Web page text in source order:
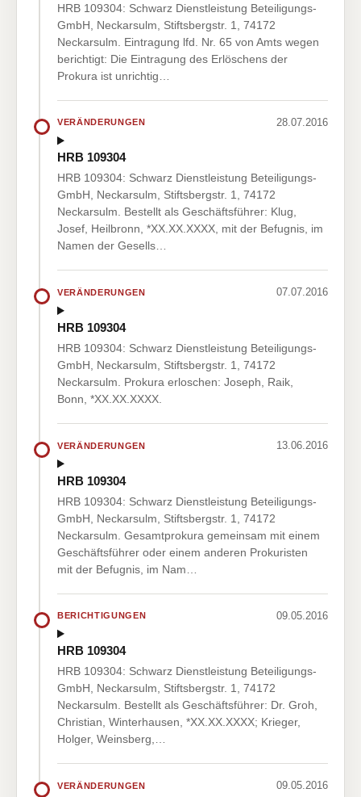
HRB 109304: Schwarz Dienstleistung Beteiligungs-
GmbH, Neckarsulm, Stiftsbergstr. 1, 74172
Neckarsulm. Eintragung lfd. Nr. 65 von Amts wegen
berichtigt: Die Eintragung des Erlöschens der
Prokura ist unrichtig…
VERÄNDERUNGEN 28.07.2016
HRB 109304
HRB 109304: Schwarz Dienstleistung Beteiligungs-
GmbH, Neckarsulm, Stiftsbergstr. 1, 74172
Neckarsulm. Bestellt als Geschäftsführer: Klug,
Josef, Heilbronn, *XX.XX.XXXX, mit der Befugnis, im
Namen der Gesells…
VERÄNDERUNGEN 07.07.2016
HRB 109304
HRB 109304: Schwarz Dienstleistung Beteiligungs-
GmbH, Neckarsulm, Stiftsbergstr. 1, 74172
Neckarsulm. Prokura erloschen: Joseph, Raik,
Bonn, *XX.XX.XXXX.
VERÄNDERUNGEN 13.06.2016
HRB 109304
HRB 109304: Schwarz Dienstleistung Beteiligungs-
GmbH, Neckarsulm, Stiftsbergstr. 1, 74172
Neckarsulm. Gesamtprokura gemeinsam mit einem
Geschäftsführer oder einem anderen Prokuristen
mit der Befugnis, im Nam…
BERICHTIGUNGEN 09.05.2016
HRB 109304
HRB 109304: Schwarz Dienstleistung Beteiligungs-
GmbH, Neckarsulm, Stiftsbergstr. 1, 74172
Neckarsulm. Bestellt als Geschäftsführer: Dr. Groh,
Christian, Winterhausen, *XX.XX.XXXX; Krieger,
Holger, Weinsberg,…
VERÄNDERUNGEN 09.05.2016